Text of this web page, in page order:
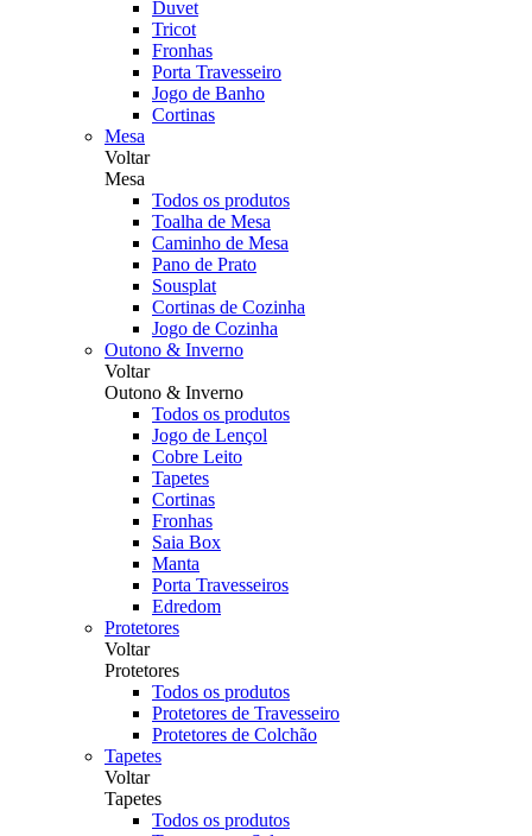
Duvet
Tricot
Fronhas
Porta Travesseiro
Jogo de Banho
Cortinas
Mesa
Voltar
Mesa
Todos os produtos
Toalha de Mesa
Caminho de Mesa
Pano de Prato
Sousplat
Cortinas de Cozinha
Jogo de Cozinha
Outono & Inverno
Voltar
Outono & Inverno
Todos os produtos
Jogo de Lençol
Cobre Leito
Tapetes
Cortinas
Fronhas
Saia Box
Manta
Porta Travesseiros
Edredom
Protetores
Voltar
Protetores
Todos os produtos
Protetores de Travesseiro
Protetores de Colchão
Tapetes
Voltar
Tapetes
Todos os produtos